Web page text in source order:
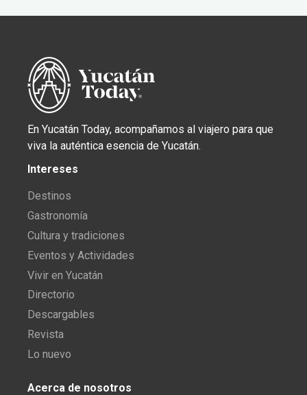
En Yucatán Today, acompañamos al viajero para que
viva la auténtica esencia de Yucatán.
Intereses
Destinos
Gastronomía
Cultura y tradiciones
Eventos y Actividades
Vivir en Yucatán
Directorio
Descargables
Revista
Lo nuevo
Acerca de nosotros